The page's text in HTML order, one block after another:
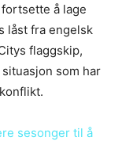
å lage
låst fra engelsk
flaggskip,
som har
sesonger til å